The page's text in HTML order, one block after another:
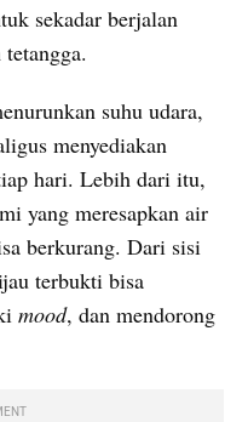
sekadar berjalan
suhu udara,
menyediakan
hari. Lebih dari itu,
yang meresapkan air
berkurang. Dari sisi
terbukti bisa
mood, dan mendorong